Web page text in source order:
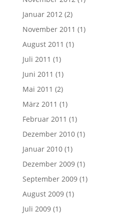
Januar 2012(2)
November 2011 (1)
August 2011 (1)
Juli 2011 (1)
Juni 2011 (1)
Mai 2011 (2)
März 2011 (1)
Februar 2011 (1)
Dezember 2010(1)
Januar 2010(1)
Dezember 2009(1)
September 2009(1)
August 2009(1)
Juli 2009(1)